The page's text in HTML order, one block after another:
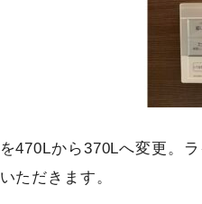
470Lから370Lへ変更。
ただきます。